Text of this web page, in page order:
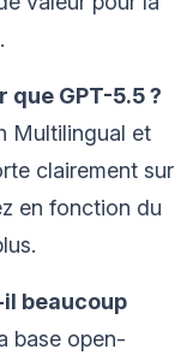
GPT-5.5 ?
Multilingual et
clairement sur
en fonction du
beaucoup
base open-